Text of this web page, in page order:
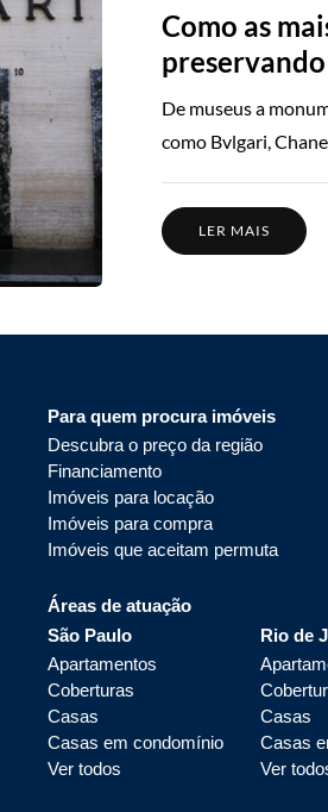
Como as
De museus a
como Bvlgari,
LER MAIS
Para quem procura imóveis
Descubra o preço da região
Financiamento
Imóveis para locação
Imóveis para compra
Imóveis que aceitam permuta
Áreas de atuação
São Paulo
Apartamentos
Coberturas
Casas
Casas em condomínio
Ver todos
Rio de
Casas
Casas
Ver